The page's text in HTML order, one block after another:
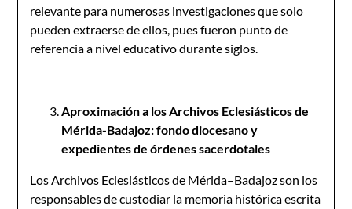
relevante para numerosas investigaciones que solo
pueden extraerse de ellos, pues fueron punto de
referencia a nivel educativo durante siglos.
Aproximación a los Archivos Eclesiásticos de
Mérida-Badajoz: fondo diocesano y
expedientes de órdenes sacerdotales
Los Archivos Eclesiásticos de Mérida–Badajoz son los
responsables de custodiar la memoria histórica escrita